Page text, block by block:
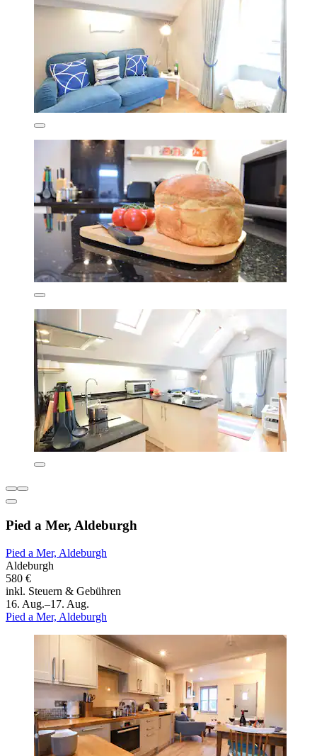
Pied a Mer, Aldeburgh
Pied a Mer, Aldeburgh
Aldeburgh
580 €
inkl. Steuern & Gebühren
16. Aug.–17. Aug.
Pied a Mer, Aldeburgh